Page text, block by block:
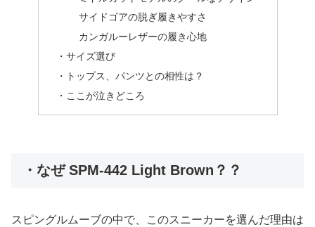
サイドゴアの脱ぎ履きやすさ
カンガルーレザーの履き心地
・サイズ選び
・トップス、パンツとの相性は？
・ここが泣きどころ
・なぜ SPM-442 Light Brown？？
スピングルムーブの中で、このスニーカーを選んだ理由は